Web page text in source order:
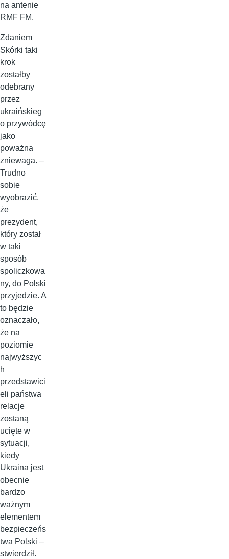
na antenie
RMF FM.
Zdaniem
Skórki taki
krok
zostałby
odebrany
przez
ukraińskieg
o przywódcę
jako
poważna
zniewaga. –
Trudno
sobie
wyobrazić,
że
prezydent,
który został
w taki
sposób
spoliczkowa
ny, do Polski
przyjedzie. A
to będzie
oznaczało,
że na
poziomie
najwyższyc
h
przedstawici
eli państwa
relacje
zostaną
ucięte w
sytuacji,
kiedy
Ukraina jest
obecnie
bardzo
ważnym
elementem
bezpieczeńs
twa Polski –
stwierdził.